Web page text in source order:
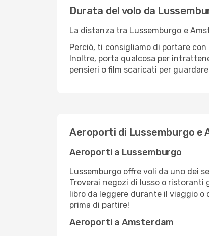
Durata del volo da
La distanza tra Lussemburgo e
Perciò, ti consigliamo di portare
Inoltre, porta qualcosa per
pensieri o film scaricati per
Aeroporti di Lussemburgo e
Aeroporti a Lussemburgo
Lussemburgo offre voli da uno dei
Troverai negozi di lusso o ristoranti
libro da leggere durante il viaggio
prima di partire!
Aeroporti a Amsterdam